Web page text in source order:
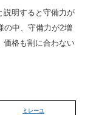
説明すると守備力が
の中、守備力が2増
価格も割に合わない
ミレーユ